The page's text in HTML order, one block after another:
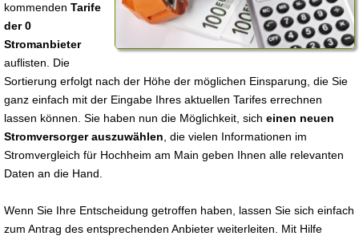
kommenden Tarife
der 0
Stromanbieter
auflisten. Die
Sortierung erfolgt nach der Höhe der möglichen Einsparung, die Sie
ganz einfach mit der Eingabe Ihres aktuellen Tarifes errechnen
lassen können. Sie haben nun die Möglichkeit, sich einen neuen
Stromversorger auszuwählen , die vielen Informationen im
Stromvergleich für Hochheim am Main geben Ihnen alle relevanten
Daten an die Hand.
Wenn Sie Ihre Entscheidung getroffen haben, lassen Sie sich einfach
zum Antrag des entsprechenden Anbieter weiterleiten. Mit Hilfe